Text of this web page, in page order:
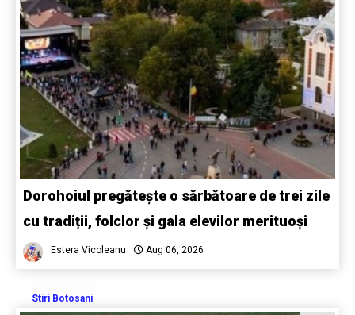
Dorohoiul pregătește o sărbătoare de trei zile
cu tradiții, folclor și gala elevilor merituoși
Estera Vicoleanu Aug 06, 2026
Stiri Botosani